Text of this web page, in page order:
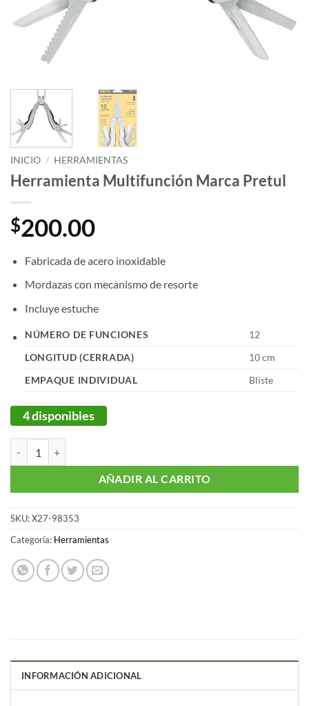
INICIO / HERRAMIENTAS
Herramienta Multifunción Marca Pretul
$200.00
Fabricada de acero inoxidable
Mordazas con mecanismo de resorte
Incluye estuche
NÚMERO DE FUNCIONES
12
LONGITUD (CERRADA)
10 cm
EMPAQUE INDIVIDUAL
Blíste
4 disponibles
AÑADIR AL CARRITO
SKU:X27-98353
Categoría: Herramientas
INFORMACIÓN ADICIONAL